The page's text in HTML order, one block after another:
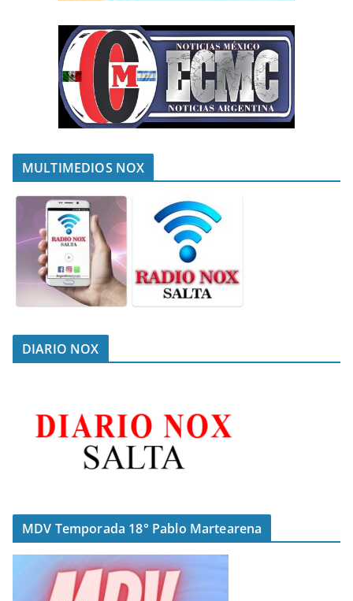
MULTIMEDIOS NOX
DIARIO NOX
MDV Temporada 18° Pablo Martearena